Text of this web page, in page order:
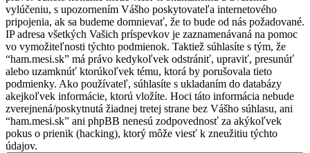
vylúčeniu, s upozornením Vášho poskytovateľa internetového
pripojenia, ak sa budeme domnievať, že to bude od nás požadované.
IP adresa všetkých Vašich príspevkov je zaznamenávaná na pomoc
vo vymožiteľnosti týchto podmienok. Taktiež súhlasíte s tým, že
“ham.mesi.sk” má právo kedykoľvek odstrániť, upraviť, presunúť
alebo uzamknúť ktorúkoľvek tému, ktorá by porušovala tieto
podmienky. Ako používateľ, súhlasíte s ukladaním do databázy
akejkoľvek informácie, ktorú vložíte. Hoci táto informácia nebude
zverejnená/poskytnutá žiadnej tretej strane bez Vášho súhlasu, ani
“ham.mesi.sk” ani phpBB nenesú zodpovednosť za akýkoľvek
pokus o prienik (hacking), ktorý môže viesť k zneužitiu týchto
údajov.